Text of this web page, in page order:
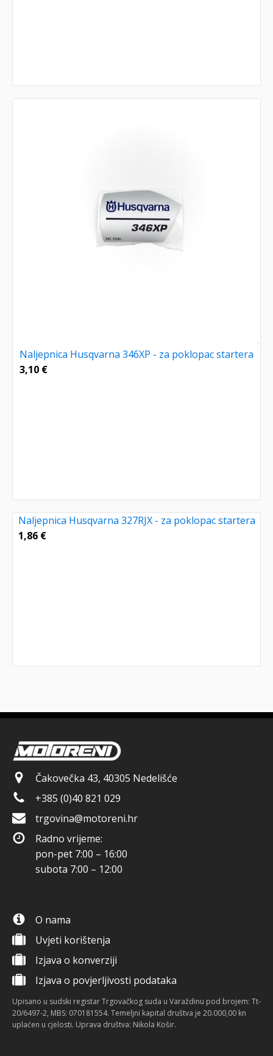
Naljepnica Husqvarna 346XP - za poklopac startera
3,10 €
Naljepnica Husqvarna 327RJX - za poklopac startera
1,86 €
Čakovečka 43, 40305 Nedelišće
+385 (0)40 821 029
trgovina@motoreni.hr
Radno vrijeme:
pon-pet 7:00 – 16:00
subota 7:00 – 12:00
O nama
Uvjeti korištenja
Izjava o konverziji
Izjava o povjerljivosti podataka
Upisano u sudski registar Trgovačkog suda u Varaždinu pod brojem: Tt-
20/6497-2, MBS: 070181554. Temeljni kapital društva je 20.000,00 kn
uplaćen u cjelosti. Uprava društva: Nikola Košir.